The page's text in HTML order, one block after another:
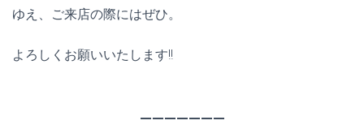
ゆえ、ご来店の際にはぜひ。
よろしくお願いいたします!!
———————